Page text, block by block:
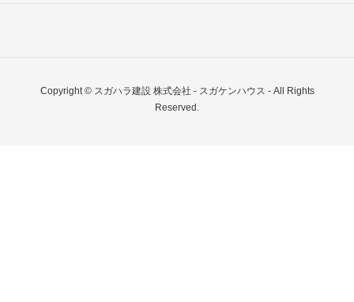
Copyright © スガハラ建設 株式会社 - スガケンハウス - All Rights
Reserved.